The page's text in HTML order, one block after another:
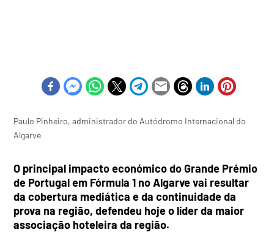
Paulo Pinheiro, administrador do Autódromo Internacional do
Algarve
O principal impacto económico do Grande Prémio
de Portugal em Fórmula 1 no Algarve vai resultar
da cobertura mediática e da continuidade da
prova na região, defendeu hoje o líder da maior
associação hoteleira da região.